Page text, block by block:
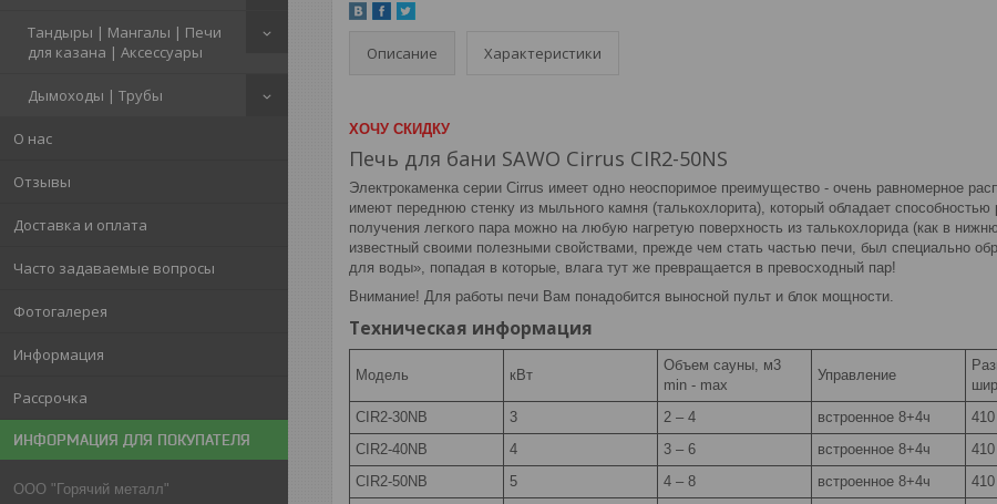
Тандыры | Мангалы | Печи
для казана | Аксессуары
Дымоходы | Трубы
О нас
Отзывы
Доставка и оплата
Часто задаваемые вопросы
Фотогалерея
Информация
Рассрочка
ИНФОРМАЦИЯ ДЛЯ ПОКУПАТЕЛЯ
ООО "Горячий металл"
Описание Характеристики
ХОЧУ СКИДКУ
Печь для бани SAWO Cirrus CIR2-50NS
Электрокаменка серии Cirrus имеет одно неоспоримое преимущество - очень равномерное
имеют переднюю стенку из мыльного камня (талькохлорита), который обладает
получения легкого пара можно на любую нагретую поверхность из талькохлорида (как в
известный своими полезными свойствами, прежде чем стать частью печи, был специально
для воды», попадая в которые, влага тут же превращается в превосходный пар!
Внимание! Для работы печи Вам понадобится выносной пульт и блок мощности.
Техническая информация
Модель кВт
Объем сауны, м3
min - max
Управление
CIR2-30NB
3 2 – 4 встроенное 8+4ч
CIR2-40NB
4 3 – 6 встроенное 8+4ч
CIR2-50NB
5 4 – 8 встроенное 8+4ч